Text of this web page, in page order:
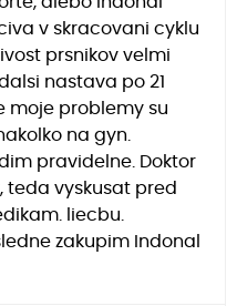
v skracovani cyklu
prsnikov velmi
nastava po 21
moje problemy su
na gyn.
pravidelne. Doktor
teda vyskusat pred
liecbu.
zakupim Indonal